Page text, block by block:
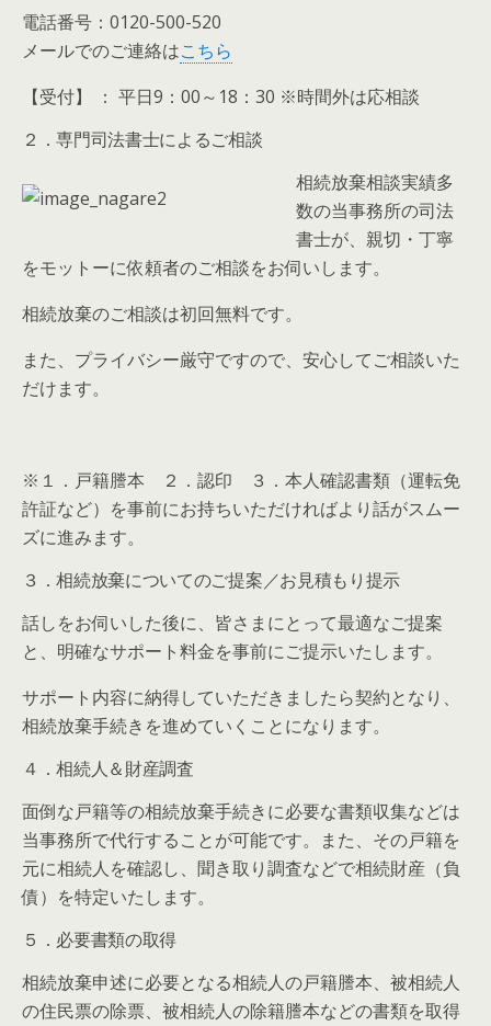
電話番号：0120-500-520
メールでのご連絡はこちら
【受付】 ： 平日9：00～18：30 ※時間外は応相談
２．専門司法書士によるご相談
相続放棄相談実績多
数の当事務所の司法
書士が、親切・丁寧
をモットーに依頼者のご相談をお伺いします。
相続放棄のご相談は初回無料です。
また、プライバシー厳守ですので、安心してご相談いた
だけます。
※１．戸籍謄本 ２．認印 ３．本人確認書類（運転免
許証など）を事前にお持ちいただければより話がスムー
ズに進みます。
３．相続放棄についてのご提案／お見積もり提示
話しをお伺いした後に、皆さまにとって最適なご提案
と、明確なサポート料金を事前にご提示いたします。
サポート内容に納得していただきましたら契約となり、
相続放棄手続きを進めていくことになります。
４．相続人＆財産調査
面倒な戸籍等の相続放棄手続きに必要な書類収集などは
当事務所で代行することが可能です。また、その戸籍を
元に相続人を確認し、聞き取り調査などで相続財産（負
債）を特定いたします。
５．必要書類の取得
相続放棄申述に必要となる相続人の戸籍謄本、被相続人
の住民票の除票、被相続人の除籍謄本などの書類を取得